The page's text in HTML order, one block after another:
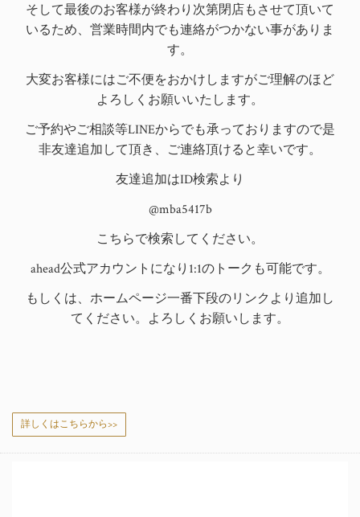
そして最後のお客様が終わり次第閉店もさせて頂いて
いるため、営業時間内でも連絡がつかない事がありま
す。
大変お客様にはご不便をおかけしますがご理解のほど
よろしくお願いいたします。
ご予約やご相談等LINEからでも承っておりますので是
非友達追加して頂き、ご連絡頂けると幸いです。
友達追加はID検索より
@mba5417b
こちらで検索してください。
ahead公式アカウントになり1:1のトークも可能です。
もしくは、ホームページ一番下段のリンクより追加し
てください。よろしくお願いします。
詳しくはこちらから>>